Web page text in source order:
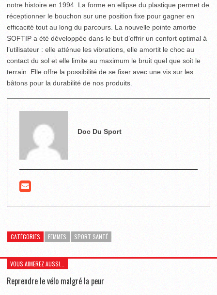
notre histoire en 1994. La forme en ellipse du plastique permet de
réceptionner le bouchon sur une position fixe pour gagner en
efficacité tout au long du parcours. La nouvelle pointe amortie
SOFTIP a été développée dans le but d’offrir un confort optimal à
l’utilisateur : elle atténue les vibrations, elle amortit le choc au
contact du sol et elle limite au maximum le bruit quel que soit le
terrain. Elle offre la possibilité de se fixer avec une vis sur les
bâtons pour la durabilité de nos produits.
Doc Du Sport
CATÉGORIES FEMMES SPORT SANTÉ
VOUS AIMEREZ AUSSI...
Reprendre le vélo malgré la peur